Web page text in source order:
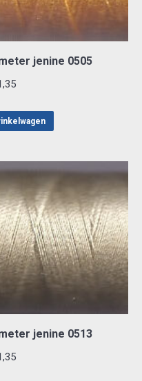
jenine 0505
Huidige
is:
jenine 0513
Huidige